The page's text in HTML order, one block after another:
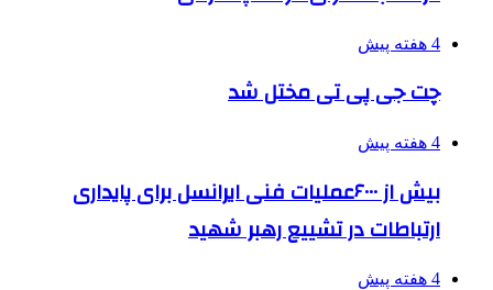
4 هفته پیش
چت جی پی تی مختل شد
4 هفته پیش
بیش از ۶۰۰۰عملیات فنی ایرانسل برای پایداری
ارتباطات در تشییع رهبر شهید
4 هفته پیش